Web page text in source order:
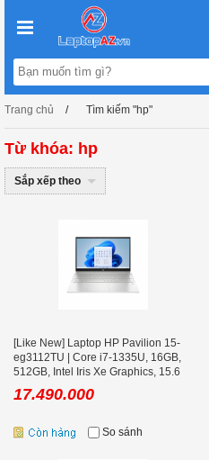
Trang chủ Tìm kiếm "hp"
Từ khóa: hp
Sắp xếp theo
[Like New] Laptop HP Pavilion 15-
eg3112TU | Core i7-1335U, 16GB,
512GB, Intel Iris Xe Graphics, 15.6
FHD IPS
17.490.000
So sánh